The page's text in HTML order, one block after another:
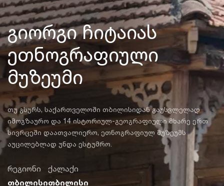
გიორგი ჩიტაიას
ეთნოგრაფიული
მუზეუმი
თუ გსურს, საქართველოში თბილისიდან გაუსვლელად
იმოგზაურო და 14 ისტორიულ-გეოგრაფიული მხარე ერთ
სივრცეში დაათვალიერო, ეთნოგრაფიულ მუზეუმს
აუცილებლად უნდა ესტუმრო.
რეგიონი
თბილისი
ქალაქი
თბილისი